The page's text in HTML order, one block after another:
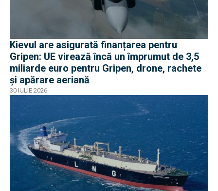
Kievul are asigurată finanțarea pentru
Gripen: UE virează încă un împrumut de 3,5
miliarde euro pentru Gripen, drone, rachete
și apărare aeriană
30 IULIE 2026